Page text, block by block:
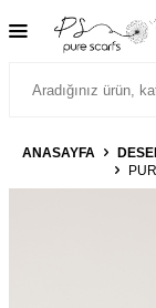
ANASAYFA